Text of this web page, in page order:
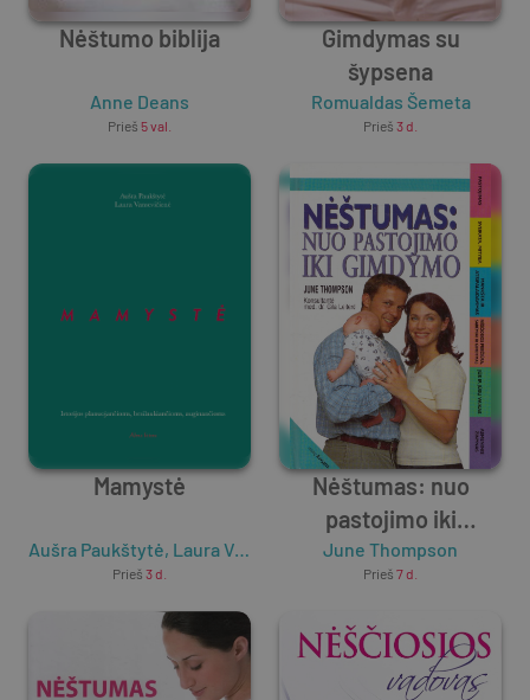
Nėštumo biblija
Anne Deans
Prieš 5 val.
Gimdymas su
šypsena
Romualdas Šemeta
Prieš 3 d.
Mamystė
Aušra Paukštytė, Laura Vansevičienė
Prieš 3 d.
Nėštumas: nuo
pastojimo iki
gimdymo
June Thompson
Prieš 7 d.